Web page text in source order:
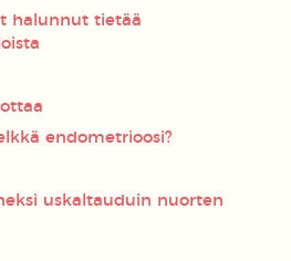
halunnut tietää
endometrioosi?
uskaltauduin nuorten